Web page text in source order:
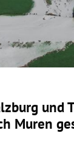
und
Muren